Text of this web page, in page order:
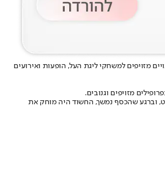
מזויפים למשחקי ליגת העל, הופעות ואירועים
וברגע שהכסף נמשך, החשוד היה מוחק את